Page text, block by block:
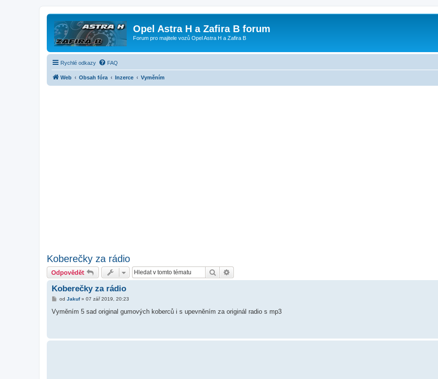
Opel Astra H a Zafira B forum
Forum pro majitele vozů Opel Astra H a Zafira B
Rychlé odkazy FAQ
Web Obsah fóra Inzerce Vyměním
Koberečky za rádio
Odpovědět Hledat
Koberečky za rádio
P
í
s
e
od Jakuf» 07 zář 2019, 20:23
Vyměním 5 sad original gumových koberců i s upevněním za originál radio s mp3